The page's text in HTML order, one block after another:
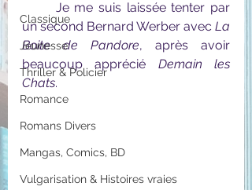
Classique
Jeunesse
Thriller & Policier
Romance
Romans Divers
Mangas, Comics, BD
Vulgarisation & Histoires vraies
un second Bernard Werber avec La
Boite de Pandore, après avoir
beaucoup apprécié Demain les
Chats.